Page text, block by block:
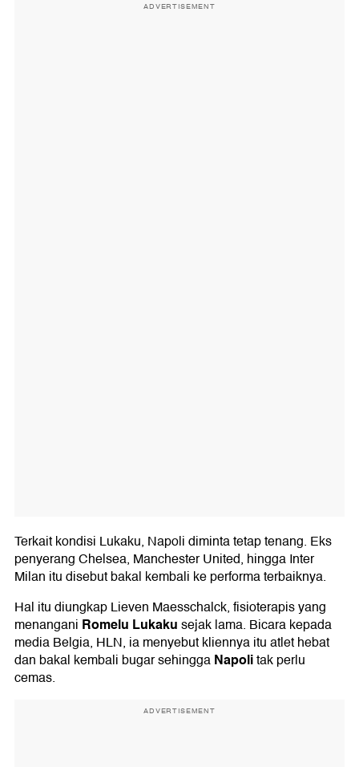
ADVERTISEMENT
Terkait kondisi Lukaku, Napoli diminta tetap tenang. Eks
penyerang Chelsea, Manchester United, hingga Inter
Milan itu disebut bakal kembali ke performa terbaiknya.
Hal itu diungkap Lieven Maesschalck, fisioterapis yang
menangani Romelu Lukakusejak lama. Bicara kepada
media Belgia, HLN, ia menyebut kliennya itu atlet hebat
dan bakal kembali bugar sehinggaNapolitak perlu
cemas.
ADVERTISEMENT